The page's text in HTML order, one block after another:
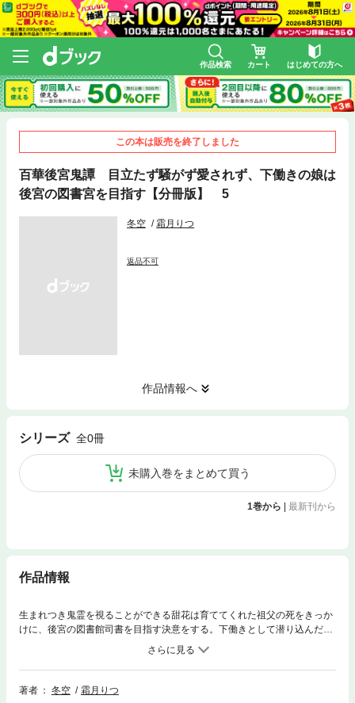
作品検索 カート はじめての方へ
この本は販売を終了しました
百華後宮鬼譚 目立たず騒がず愛されず、下働きの娘は
後宮の図書宮を目指す【分冊版】 5
冬空 霜月りつ
返品不可
作品情報へ
シリーズ 全0冊
未購入巻をまとめて買う
1巻から 最新刊から
作品情報
生まれつき鬼霊を視ることができる甜花は育ててくれた祖父の死をきっか
けに、後宮の図書館司書を目指す決意をする。下働きとして潜り込んだ後
宮暮らしだが、なぜか皇帝のお妃・陽湖の付き人として抜擢され運命が大
きく動くことに……！？あやかし×謎解きの中華後宮ファンタジー！ 分
冊版第5弾。※本作品は単行本を分割したもので、本編内容は同一のものと
なります。重複購入にご注意ください。
著者 冬空
霜月りつ